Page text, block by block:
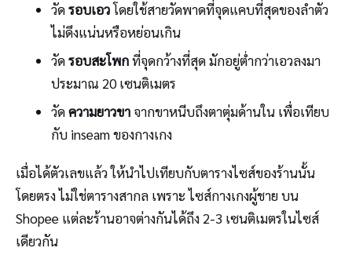
วัดรอบเอวโดยใช้สายวัดพาดที่จุดแคบที่สุดของลำตัว
ไม่ดึงแน่นหรือหย่อนเกิน
วัดรอบสะโพกที่จุดกว้างที่สุด มักอยู่ต่ำกว่าเอวลงมา
ประมาณ 20 เซนติเมตร
วัดความยาวขาจากขาหนีบถึงตาตุ่มด้านใน เพื่อเทียบ
กับ inseam ของกางเกง
เมื่อได้ตัวเลขแล้ว ให้นำไปเทียบกับตารางไซส์ของร้านนั้น
โดยตรง ไม่ใช่ตารางสากล เพราะ ไซส์กางเกงผู้ชาย บน
Shopee แต่ละร้านอาจต่างกันได้ถึง 2-3 เซนติเมตรในไซส์
เดียวกัน